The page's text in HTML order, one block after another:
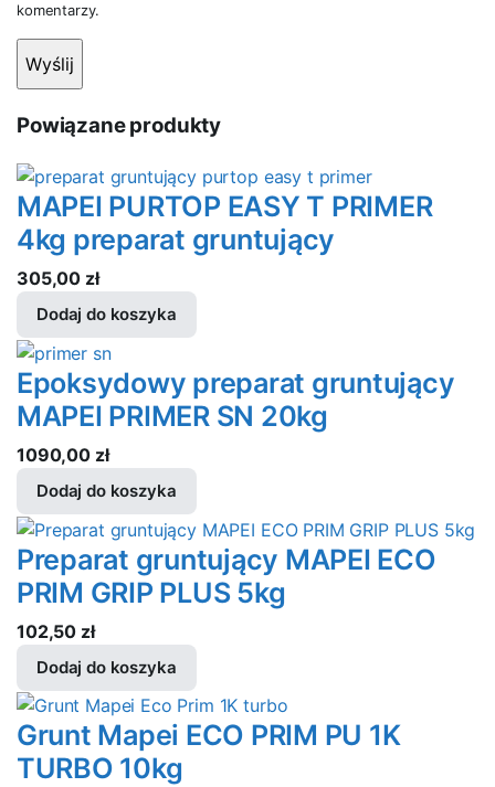
komentarzy.
Powiązane produkty
MAPEI PURTOP EASY T PRIMER
4kg preparat gruntujący
305,00 zł
Dodaj do koszyka
Epoksydowy preparat gruntujący
MAPEI PRIMER SN 20kg
1090,00 zł
Dodaj do koszyka
Preparat gruntujący MAPEI ECO
PRIM GRIP PLUS 5kg
102,50 zł
Dodaj do koszyka
Grunt Mapei ECO PRIM PU 1K
TURBO 10kg